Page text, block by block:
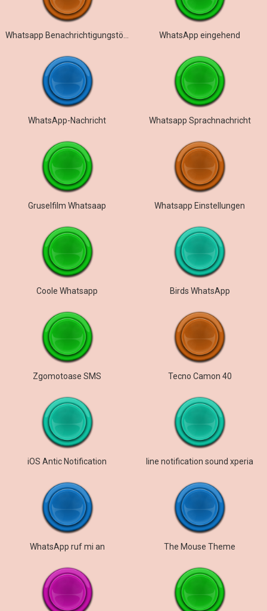
WhatsApp eingehend
WhatsApp-Nachricht Whatsapp Sprachnachricht
Gruselfilm Whatsaap Whatsapp Einstellungen
Coole Whatsapp Birds WhatsApp
Zgomotoase SMS Tecno Camon 40
iOS Antic Notification line notification sound xperia
WhatsApp ruf mi an The Mouse Theme